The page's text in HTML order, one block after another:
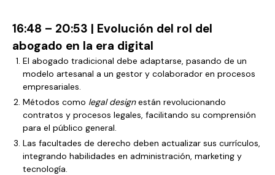
16:48 – 20:53 | Evolución del rol del
abogado en la era digital
El abogado tradicional debe adaptarse, pasando de un
modelo artesanal a un gestor y colaborador en procesos
empresariales.
Métodos como legal designestán revolucionando
contratos y procesos legales, facilitando su comprensión
para el público general.
Las facultades de derecho deben actualizar sus currículos,
integrando habilidades en administración, marketing y
tecnología.